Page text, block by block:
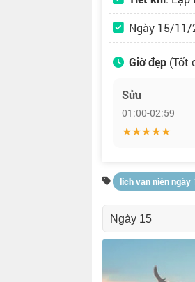
Ngày 15/11/
Giờ đẹp (Tốt
Sửu
01:00-02:59
★★★★★
lịch vạn niên ngày